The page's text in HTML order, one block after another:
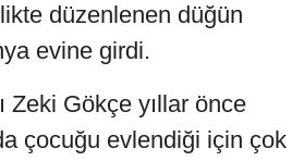
düzenlenen düğün
evine girdi.
Zeki Gökçe yıllar önce
çocuğu evlendiği için çok